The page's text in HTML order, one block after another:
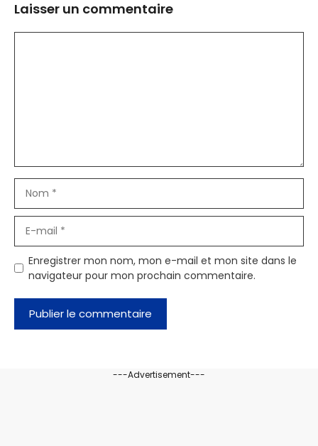
Laisser un commentaire
mail
Enregistrer mon nom, mon e-mail et mon site dans le
navigateur pour mon prochain commentaire.
---Advertisement---